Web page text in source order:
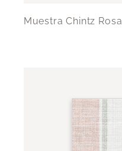
Muestra Chintz Rosa